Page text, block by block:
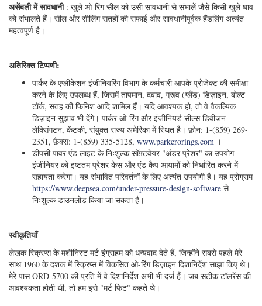
असेंबली में सावधानी: खुले ओ-रिंग सील को उसी सावधानी से संभालें जैसे किसी खुले घाव
को संभालते हैं। सील और सीलिंग सतहों की सफाई और सावधानीपूर्वक हैंडलिंग अत्यंत
महत्वपूर्ण है।
अतिरिक्त टिप्पणी:
पार्कर के एप्लीकेशन इंजीनियरिंग विभाग के कर्मचारी आपके प्रोजेक्ट की समीक्षा
करने के लिए उपलब्ध हैं, जिसमें तापमान, दबाव, ग्रूव (ग्लैंड) डिज़ाइन, बोल्ट
टॉर्क, सतह की फिनिश आदि शामिल हैं। यदि आवश्यक हो, तो वे वैकल्पिक
डिज़ाइन सुझाव भी देंगे। पार्कर ओ-रिंग और इंजीनियर्ड सील्स डिवीजन
लेक्सिंगटन, केंटकी, संयुक्त राज्य अमेरिका में स्थित है। फ़ोन: 1-(859) 269-
2351, फ़ैक्स: 1-(859) 335-5128, www.parkerorings.com ।
डीपसी पावर एंड लाइट के निःशुल्क सॉफ़्टवेयर "अंडर प्रेशर" का उपयोग
इंजीनियर को इष्टतम प्रेशर केस और एंड कैप आयामों को निर्धारित करने में
सहायता करेगा। यह संभावित परिवर्तनों के लिए अत्यंत उपयोगी है। यह प्रोग्राम
https://www.deepsea.com/under-pressure-design-software से
निःशुल्क डाउनलोड किया जा सकता है।
स्वीकृतियाँ
लेखक स्क्रिप्स के मशीनिस्ट मर्ट इंग्राहम को धन्यवाद देते हैं, जिन्होंने सबसे पहले मेरे
साथ 1960 के दशक में स्क्रिप्स में विकसित ओ-रिंग डिज़ाइन दिशानिर्देश साझा किए थे।
मेरे पास ORD-5700 की प्रति में वे दिशानिर्देश अभी भी दर्ज हैं। जब सटीक टॉलरेंस की
आवश्यकता होती थी, तो हम इसे "मर्ट फिट" कहते थे।